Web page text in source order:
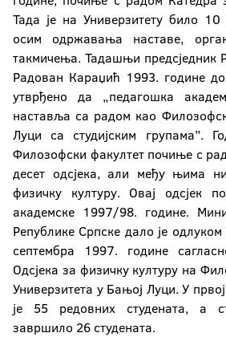
Рударски факултет
Технолошки факултет
Факултет безбједносних
Факултет политичких наука
Факултет физичког
Филозофски факултет
Филолошки факултет
Шумарски факултет
Институт за генетичке
Тада је на Универзитету било 10
осим одржавања наставе,
такмичења. Тадашњи предсједник
Радован Караџић 1993. године
утврђено да „педагошка
наставља са радом као
Луци са студијским групама”.
Филозофски факултет почиње с
десет одсјека, али међу њима
физичку културу. Овај одсјек
академске 1997/98. године.
Републике Српске дало је
септембра 1997. године
Одсјека за физичку културу на
Универзитета у Бањој Луци. У
је 55 редовних студената, а
завршило 26 студената.